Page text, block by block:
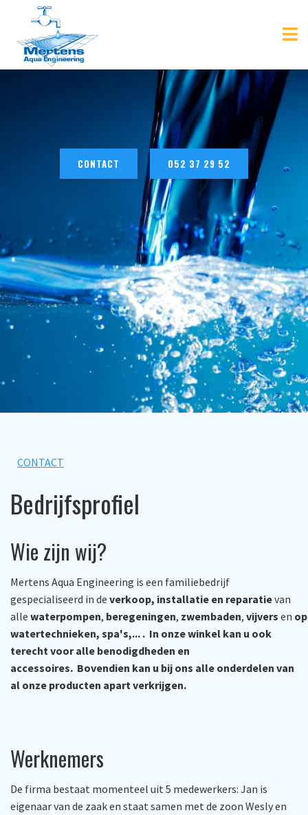
CONTACT 052 37 29 52
CONTACT
Bedrijfsprofiel
Wie zijn wij?
Mertens Aqua Engineering is een familiebedrijf
gespecialiseerd in de verkoop, installatie en reparatievan
alle waterpompen, beregeningen, zwembaden, vijvers en
watertechnieken, spa's,... . In onze winkel kan u ook
terecht voor alle benodigdheden en
accessoires. Bovendien kan u bij ons alle onderdelen van
al onze producten apart verkrijgen.
Werknemers
De firma bestaat momenteel uit 5 medewerkers: Jan is
eigenaar van de zaak en staat samen met de zoon Wesly en